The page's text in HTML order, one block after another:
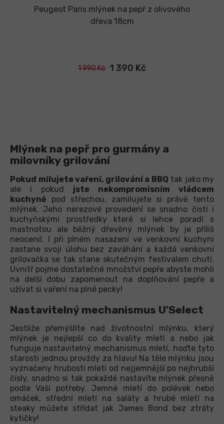
Peugeot Paris mlýnek na pepř z olivového
dřeva 18cm
1 990 Kč 1 390 Kč
Mlýnek na pepř pro gurmány a
milovníky grilování
Pokud milujete vaření, grilování a BBQ tak jako my
ale i pokud jste nekompromisním vládcem
kuchyně pod střechou, zamilujete si právě tento
mlýnek. Jeho nerezové provedení se snadno čistí i
kuchyňskými prostředky které si lehce poradí s
mastnotou ale běžný dřevěný mlýnek by je příliš
neocenil. I při plném nasazení ve venkovní kuchyni
zastane svoji úlohu bez zaváhání a každá venkovní
grilovačka se tak stane skutečným festivalem chutí.
Uvnitř pojme dostatečné množství pepře abyste mohli
na delší dobu zapomenout na doplňování pepře a
užívat si vaření na plné pecky!
Nastavitelný mechanismus U'Select
Jestliže přemýšlíte nad životnostní mlýnku, který
mlýnek je nejlepší co do kvality mletí a nebo jak
funguje nastavitelný mechanismus mletí, hoďte tyto
starosti jednou provždy za hlavu! Na těle mlýnku jsou
vyznačeny hrubosti mletí od nejjemnější po nejhrubší
čísly, snadno si tak pokaždé nastavíte mlýnek přesně
podle Vaší potřeby. Jemné mletí do polévek nebo
omáček, střední mletí na saláty a hrubé mletí na
steaky můžete střídat jak James Bond bez ztráty
kytičky!